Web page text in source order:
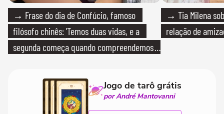
→ Frase do dia de Confúcio, famoso
filósofo chinês: 'Temos duas vidas, e a
segunda começa quando compreendemos
→ Tia Milena
relação de
Jogo de tarô grátis
por André Mantovanni